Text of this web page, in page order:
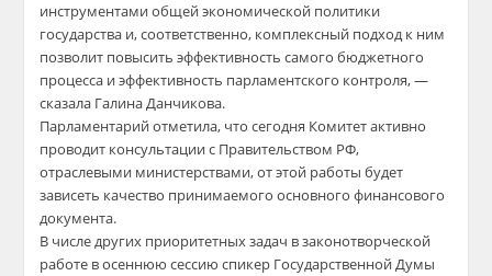
инструментами общей экономической политики
государства и, соответственно, комплексный подход к ним
позволит повысить эффективность самого бюджетного
процесса и эффективность парламентского контроля, —
сказала Галина Данчикова.
Парламентарий отметила, что сегодня Комитет активно
проводит консультации с Правительством РФ,
отраслевыми министерствами, от этой работы будет
зависеть качество принимаемого основного финансового
документа.
В числе других приоритетных задач в законотворческой
работе в осеннюю сессию спикер Государственной Думы